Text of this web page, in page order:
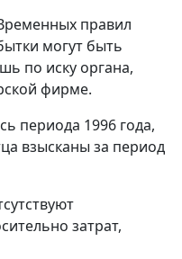
правил
могут быть
по иску органа,
фирме.
периода 1996 года,
взысканы за период
затрат,